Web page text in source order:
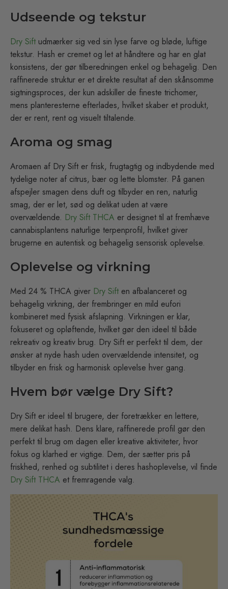
Udseende og tekstur
Dry Sift udmærker sig ved sin lyse farve og bløde, luftige
tekstur. Hash er cremet og let at håndtere og har en glat
konsistens, der gør tilberedningen enkel og behagelig. Den
raffinerede struktur er et direkte resultat af den skånsomme
sigtningsproces, der kun adskiller de fineste trichomer,
mens planteresterne efterlades, hvilket skaber et produkt,
der er rent, rent og visuelt tiltalende.
Aroma og smag
Aromaen af Dry Sift er frisk, frugtagtig og indbydende med
tydelige noter af citrus, bær og lette blomster. På ganen
afspejler smagen dens duft og tilbyder en ren, naturlig
smag, der er let, sød og delikat uden at være
overvældende. Dry Sift THCA er designet til at fremhæve
cannabisplantens naturlige terpenprofil, hvilket giver
brugerne en autentisk og behagelig sensorisk oplevelse.
Oplevelse og virkning
Med 24 % THCA giver Dry Sift en afbalanceret og
behagelig virkning, der frembringer en mild eufori
kombineret med fysisk afslapning. Virkningen er klar,
fokuseret og opløftende, hvilket gør den ideel til både
rekreativ og kreativ brug. Dry Sift er perfekt til dem, der
ønsker at nyde hash uden overvældende intensitet, og
tilbyder en frisk og harmonisk oplevelse hver gang.
Hvem bør vælge Dry Sift?
Dry Sift er ideel til brugere, der foretrækker en lettere,
mere delikat hash. Dens klare, raffinerede profil gør den
perfekt til brug om dagen eller kreative aktiviteter, hvor
fokus og klarhed er vigtige. Dem, der sætter pris på
friskhed, renhed og subtilitet i deres hashoplevelse, vil finde
Dry Sift THCA et fremragende valg.